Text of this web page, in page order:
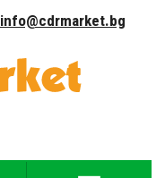
info@cdrmarket.bg